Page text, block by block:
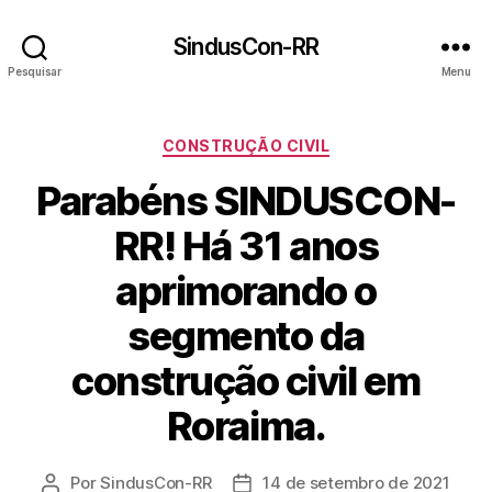
Pesquisar
SindusCon-RR
Menu
Categorias
CONSTRUÇÃO CIVIL
Parabéns SINDUSCON-
RR! Há 31 anos
aprimorando o
segmento da
construção civil em
Roraima.
Autor
PorSindusCon-RR
Data14 de setembro de 2021